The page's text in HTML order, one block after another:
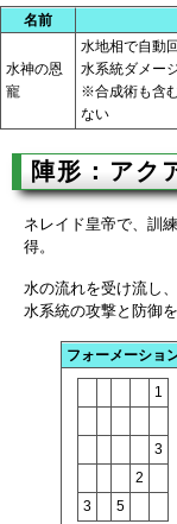
名前
水神の恩
寵
水地相で自動
水系統ダメー
※合成術も含
ない
陣形：アク
ネレイド皇帝で、訓
得。
水の流れを受け流し
水系統の攻撃と防御を
フォーメーショ
1
3
2
3
5